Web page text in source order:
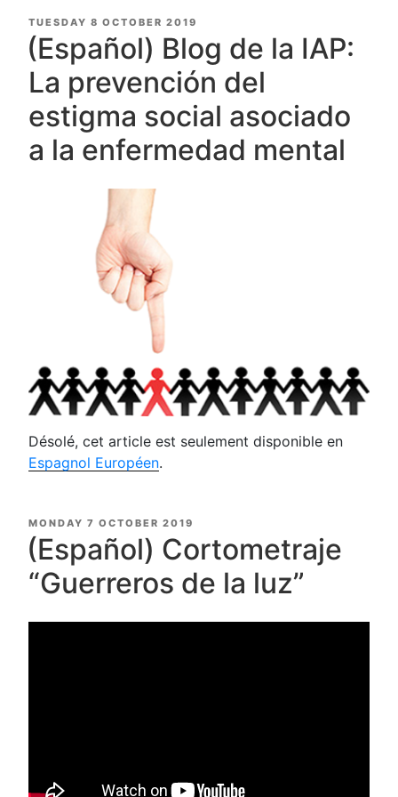
POSTED
ON
TUESDAY 8 OCTOBER 2019
(Español) Blog de la IAP:
La prevención del
estigma social asociado
a la enfermedad mental
Désolé, cet article est seulement disponible en
Espagnol Européen.
POSTED
ON
MONDAY 7 OCTOBER 2019
(Español) Cortometraje
“Guerreros de la luz”